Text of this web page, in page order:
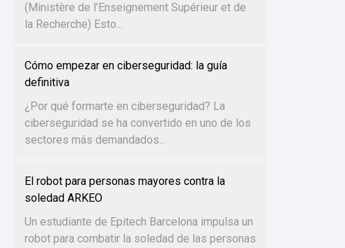
(Ministère de l’Enseignement Supérieur et de
la Recherche) Esto...
Cómo empezar en ciberseguridad: la guía
definitiva
¿Por qué formarte en ciberseguridad? La
ciberseguridad se ha convertido en uno de los
sectores más demandados...
El robot para personas mayores contra la
soledad ARKEO
Un estudiante de Epitech Barcelona impulsa un
robot para combatir la soledad de las personas